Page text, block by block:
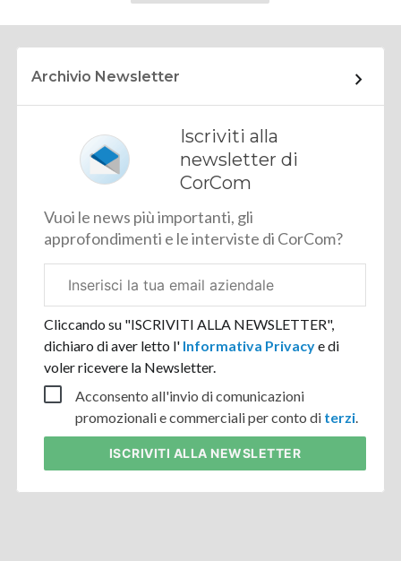
Archivio Newsletter
Iscriviti alla
newsletter di
CorCom
Vuoi le news più importanti, gli
approfondimenti e le interviste di CorCom?
aziendale
Cliccando su "ISCRIVITI ALLA NEWSLETTER",
dichiaro di aver letto l' Informativa Privacye di
voler ricevere la Newsletter.
Acconsento all'invio di comunicazioni
promozionali e commerciali per conto di terzi.
ISCRIVITI ALLA NEWSLETTER